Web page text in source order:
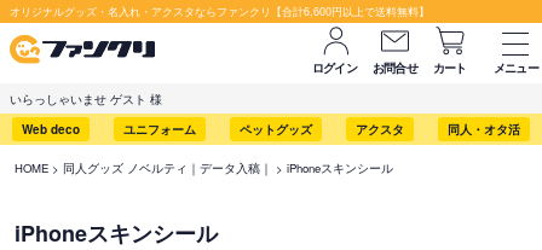
オリジナルグッズ・名入れ・アクスタならファンクリ【合計6,600円以上で送料無料】
ログイン お問合せ カート
メニュー
いらっしゃいませ ゲスト 様
Web deco
ユニフォーム ペットグッズ アクスタ 同人・オタ活
HOME 同人グッズ ノベルティ｜データ入稿｜ iPhoneスキンシール
iPhoneスキンシール